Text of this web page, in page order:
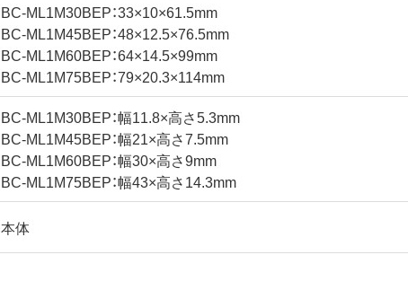
BC-ML1M30BEP：33×10×61.5mm
BC-ML1M45BEP：48×12.5×76.5mm
BC-ML1M60BEP：64×14.5×99mm
BC-ML1M75BEP：79×20.3×114mm
BC-ML1M30BEP：幅11.8×高さ5.3mm
BC-ML1M45BEP：幅21×高さ7.5mm
BC-ML1M60BEP：幅30×高さ9mm
BC-ML1M75BEP：幅43×高さ14.3mm
本体